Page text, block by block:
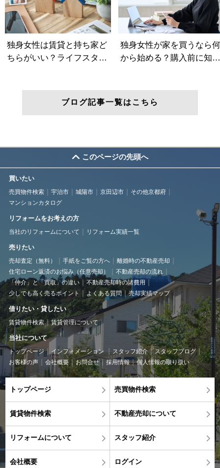
ブログ記事一覧はこちら
このページの先頭へ
買いたい
売買物件検索 宇治市 城陽市 京田辺市
その他京都府
マンションカタログ
リフォームをお考えの方
当社のリフォームについて リフォーム実績一覧
売りたい
売却査定（無料） 手紙をご覧の方へ
離婚時の不動産売却
住宅ローン返済のお悩み（任意売却）
不動産売却の流れ
「仲介」と「買取」の違い
不動産売却時の諸費用
少しでも高く売るポイント
よくある質問 売却実績マップ
借りたい・貸したい
賃貸物件検索 賃貸管理について
当社について
トップページ インフォメーション スタッフ紹介
スタッフブログ
お客様の声
会社概要 お問合せ 採用情報 個人情報の取り扱い
トップページ 売買物件検索
賃貸物件検索 不動産売却について
リフォームについて スタッフ紹介
会社概要 ログイン